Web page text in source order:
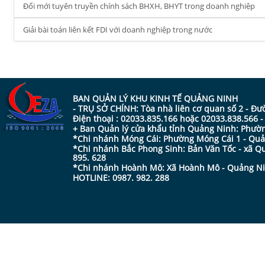
Đổi mới tuyên truyền chính sách BHXH, BHYT trong doanh nghiệp
Giải bài toán liên kết FDI với doanh nghiệp trong nước
BAN QUẢN LÝ KHU KINH TẾ QUẢNG NINH
- TRỤ SỞ CHÍNH: Tòa nhà liên cơ quan số 2 -
Điện thoại : 02033.835.166 hoặc 02033.838.566
+ Ban Quản lý cửa khẩu tỉnh Quảng Ninh:
*Chi nhánh Móng Cái: Phường Móng Cái 1 -
*Chi nhánh Bắc Phong Sinh: Bản Văn Tốc - xã
895. 628
*Chi nhánh Hoành Mô: Xã Hoành Mô - Quảng
HOTLINE: 0987. 982. 288